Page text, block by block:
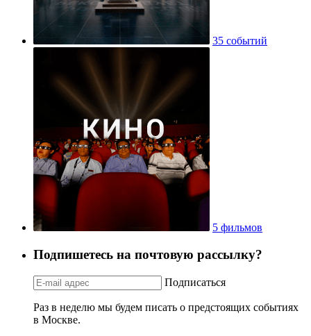
35 событий
5 фильмов
Подпишетесь на почтовую рассылку?
Подписаться
Раз в неделю мы будем писать о предстоящих событиях
в Москве.